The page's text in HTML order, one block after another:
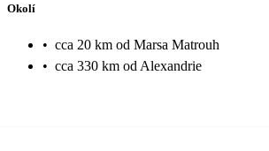
Okolí
• cca 20 km od Marsa Matrouh
• cca 330 km od Alexandrie